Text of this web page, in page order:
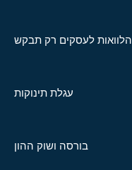
הלוואות לעסקים רק תבקש
עגלת תינוקות
בורסה ושוק ההון